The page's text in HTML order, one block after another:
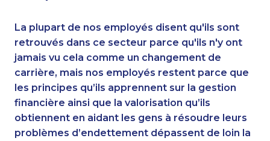
La plupart de nos employés disent qu'ils sont
retrouvés dans ce secteur parce qu'ils n'y ont
jamais vu cela comme un changement de
carrière, mais nos employés restent parce que
les principes qu’ils apprennent sur la gestion
financière ainsi que la valorisation qu’ils
obtiennent en aidant les gens à résoudre leurs
problèmes d’endettement dépassent de loin la